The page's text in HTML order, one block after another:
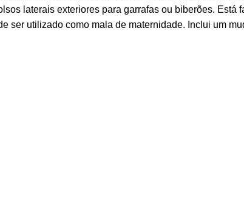
laterais exteriores para garrafas ou biberões.
ser utilizado como mala de maternidade. Inclui um